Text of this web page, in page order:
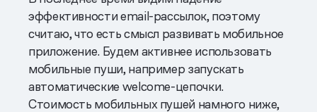
эффективности email-рассылок, поэтому
считаю, что есть смысл развивать мобильное
приложение. Будем активнее использовать
мобильные пуши, например запускать
автоматические welcome-цепочки.
Стоимость мобильных пушей намного ниже,